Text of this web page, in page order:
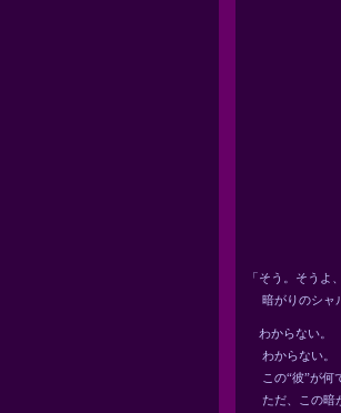
「そう。そうよ
暗がりのシャ
わからない。
わからない。
この“彼”が何
ただ、この暗